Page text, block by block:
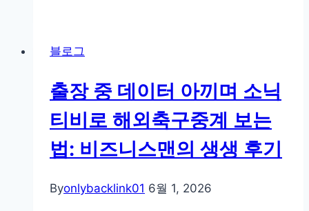
스
티
비
에
본
블로그
출장 중 데이터 아끼며 소닉
티비로 해외축구중계 보는
법: 비즈니스맨의 생생 후기
Byonlybacklink01 6월 1, 2026